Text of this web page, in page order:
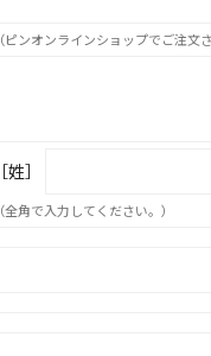
（ピンオンラインショップでご注文
［姓］
（全角で入力してください。）